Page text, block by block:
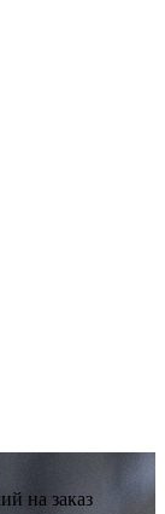
на заказ